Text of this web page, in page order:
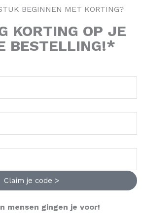
e
s
BEGINNEN MET KORTING?
KORTING OP JE
BESTELLING!*
Claim je code >
mensen gingen je voor!